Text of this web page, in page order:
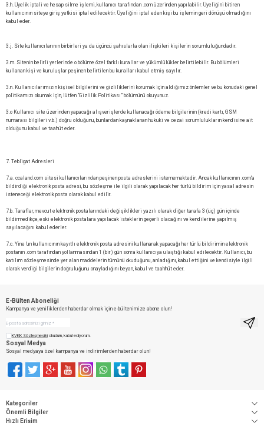
3.h. Üyelik iptali ve hesap silme işlemi, kullanıcı tarafından .com üzerinden yapılabilir. Üyeliğini bitiren
kullanıcının siteye giriş yetkisi iptal edilecektir. Üyeliğini iptal eden kişi bu işlemin geri dönüşü olmadığını
kabul eder.
3.j. Site kullanıcılarının birbirleri ya da üçüncü şahıslarla olan ilişkileri kişilerin sorumluluğundadır.
3.m. Sitenin belirli yerlerinde o bölüme özel farklı kurallar ve yükümlülükler belirtilebilir. Bu bölümleri
kullanan kişi ve kuruluşlar peşinen belirtilen bu kuralları kabul etmiş sayılır.
3.n. Kullanıcılarımızın kişisel bilgilerini ve gizliliklerini korumak için aldığımız önlemler ve bu konudaki genel
politikamızı okumak için, lütfen “Gizlilik Politikası” bölümünü okuyunuz.
3.o Kullanıcı site üzerinden yapacağı alışverişlerde kullanacağı ödeme bilgilerinin (kredi kartı, GSM
numarası bilgileri v.b.) doğru olduğunu, bunlardan kaynaklanan hukuki ve cezai sorumlulukların kendisine ait
olduğunu kabul ve taahüt eder.
7. Tebligat Adresleri
7.a. ccaland.com sitesi kullanıcılarından peşinen posta adreslerini istememektedir. Ancak kullanıcının .com'a
bildirdiği elektronik posta adresi, bu sözleşme ile ilgili olarak yapılacak her türlü bildirim için yasal adresin
isteneceği elektronik posta olarak kabul edilir.
7.b. Taraflar, mevcut elektronik postalarındaki değişiklikleri yazılı olarak diğer tarafa 3 (üç) gün içinde
bildirmedikçe, eski elektronik postalara yapılacak isteklerin geçerli olacağını ve kendilerine yapılmış
sayılacağını kabul ederler.
7.c. Yine 'un kullanıcının kayıtlı elektronik posta adresini kullanarak yapacağı her türlü bildirimin elektronik
postanın .com tarafından yollanmasından 1 (bir) gün sonra kullanıcıya ulaştığı kabul edilecektir. Kullanıcı, bu
katılım sözleşmesinde yer alan maddelerin tümünü okuduğunu, anladığını, kabul ettiğini ve kendisiyle ilgili
olarak verdiği bilgilerin doğruluğunu onayladığını beyan, kabul ve taahhüt eder.
E-Bülten Aboneliği
Kampanya ve yeniliklerden haberdar olmak için e-bültenimize abone olun!
Kayıt
KVKK Sözleşmesi'niokudum, kabul ediyorum.
Sosyal Medya
Sosyal medyaya özel kampanya ve indirimlerden haberdar olun!
FacebookTwitterGoogle-PlusYoutubeInstagramWhatsAppTumblr Pinterest
Kategoriler
Önemli Bilgiler
Hızlı Erişim